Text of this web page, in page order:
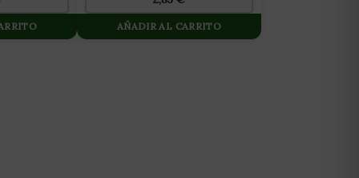
AÑADIR AL CARRITO